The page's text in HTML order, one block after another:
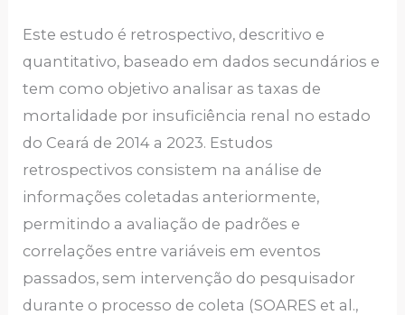
Este estudo é retrospectivo, descritivo e
quantitativo, baseado em dados secundários e
tem como objetivo analisar as taxas de
mortalidade por insuficiência renal no estado
do Ceará de 2014 a 2023. Estudos
retrospectivos consistem na análise de
informações coletadas anteriormente,
permitindo a avaliação de padrões e
correlações entre variáveis em eventos
passados, sem intervenção do pesquisador
durante o processo de coleta (SOARES et al.,